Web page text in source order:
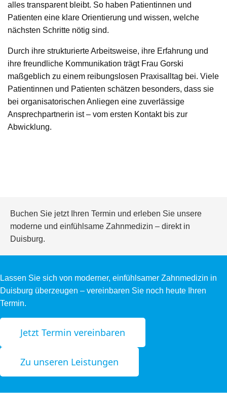
alles transparent bleibt. So haben Patientinnen und
Patienten eine klare Orientierung und wissen, welche
nächsten Schritte nötig sind.
Durch ihre strukturierte Arbeitsweise, ihre Erfahrung und
ihre freundliche Kommunikation trägt Frau Gorski
maßgeblich zu einem reibungslosen Praxisalltag bei. Viele
Patientinnen und Patienten schätzen besonders, dass sie
bei organisatorischen Anliegen eine zuverlässige
Ansprechpartnerin ist – vom ersten Kontakt bis zur
Abwicklung.
Buchen Sie jetzt Ihren Termin und erleben Sie unsere
moderne und einfühlsame Zahnmedizin – direkt in
Duisburg.
Lassen Sie sich von moderner, einfühlsamer Zahnmedizin in
Duisburg überzeugen – vereinbaren Sie noch heute Ihren
Termin.
Jetzt Termin vereinbaren
Zu unseren Leistungen